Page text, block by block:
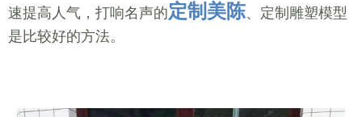
速提高人气，打响名声的定制美陈、定制雕塑模型
是比较好的方法。